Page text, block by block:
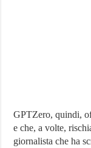
GPTZero, quindi,
e che, a volte,
giornalista che ha